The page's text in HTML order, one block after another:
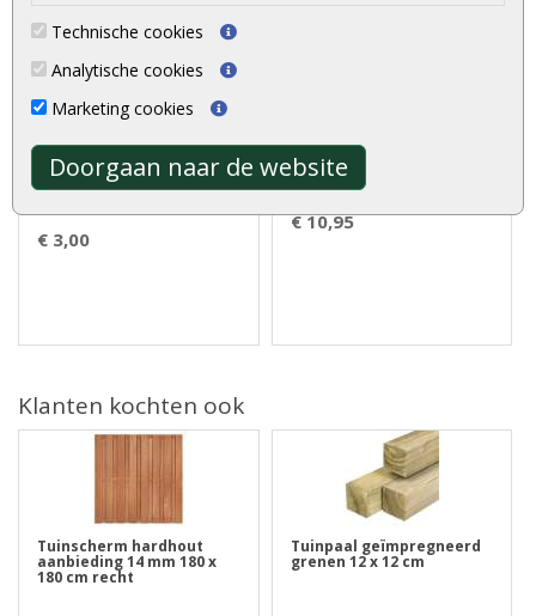
Technische cookies
Analytische cookies
Marketing cookies
Doorgaan naar de website
Vlonderpaal hardhout 6 x
Vlonderpaal hardhout 6 x 6 x
50 cm worden, zoals de
naam al ..
€ 3,00
Tuinhuisset klein bestaat uit
800 dakplankspijkers 2..
€ 10,95
Klanten kochten ook
Tuinscherm hardhout
aanbieding 14 mm 180 x
180 cm recht
Tuinpaal geïmpregneerd
grenen 12 x 12 cm